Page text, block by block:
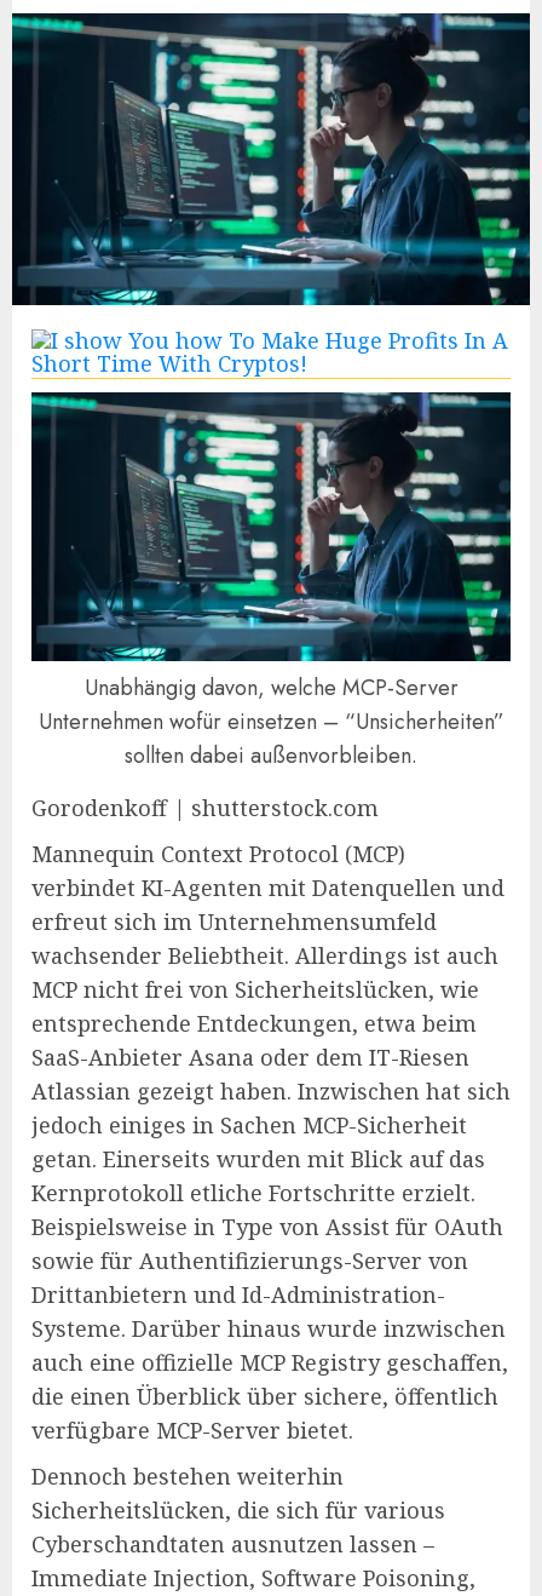
Unabhängig davon, welche MCP-Server
Unternehmen wofür einsetzen – “Unsicherheiten”
sollten dabei außenvorbleiben.
Gorodenkoff | shutterstock.com
Mannequin Context Protocol (MCP)
verbindet KI-Agenten mit Datenquellen und
erfreut sich im Unternehmensumfeld
wachsender Beliebtheit. Allerdings ist auch
MCP nicht frei von Sicherheitslücken, wie
entsprechende Entdeckungen, etwa beim
SaaS-Anbieter Asana oder dem IT-Riesen
Atlassian gezeigt haben. Inzwischen hat sich
jedoch einiges in Sachen MCP-Sicherheit
getan. Einerseits wurden mit Blick auf das
Kernprotokoll etliche Fortschritte erzielt.
Beispielsweise in Type von Assist für OAuth
sowie für Authentifizierungs-Server von
Drittanbietern und Id-Administration-
Systeme. Darüber hinaus wurde inzwischen
auch eine offizielle MCP Registry geschaffen,
die einen Überblick über sichere, öffentlich
verfügbare MCP-Server bietet.
Dennoch bestehen weiterhin
Sicherheitslücken, die sich für various
Cyberschandtaten ausnutzen lassen –
Immediate Injection, Software Poisoning,